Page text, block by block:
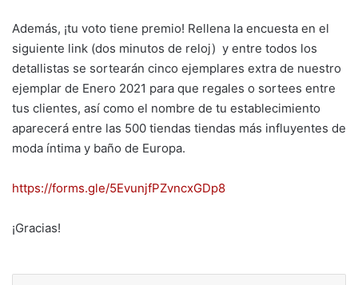
Además, ¡tu voto tiene premio! Rellena la encuesta en el
siguiente link (dos minutos de reloj) y entre todos los
detallistas se sortearán cinco ejemplares extra de nuestro
ejemplar de Enero 2021 para que regales o sortees entre
tus clientes, así como el nombre de tu establecimiento
aparecerá entre las 500 tiendas tiendas más influyentes de
moda íntima y baño de Europa.
https://forms.gle/5EvunjfPZvncxGDp8
¡Gracias!